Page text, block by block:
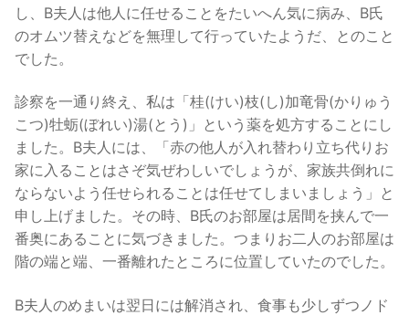
し、B夫人は他人に任せることをたいへん気に病み、B氏
のオムツ替えなどを無理して行っていたようだ、とのこと
でした。
診察を一通り終え、私は「桂(けい)枝(し)加竜骨(かりゅう
こつ)牡蛎(ぼれい)湯(とう)」という薬を処方することにし
ました。B夫人には、「赤の他人が入れ替わり立ち代りお
家に入ることはさぞ気ぜわしいでしょうが、家族共倒れに
ならないよう任せられることは任せてしまいましょう」と
申し上げました。その時、B氏のお部屋は居間を挟んで一
番奥にあることに気づきました。つまりお二人のお部屋は
階の端と端、一番離れたところに位置していたのでした。
B夫人のめまいは翌日には解消され、食事も少しずつノド